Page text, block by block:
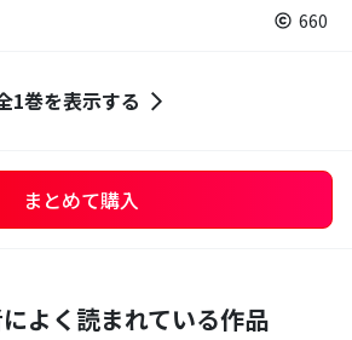
660
1巻を表示する
まとめて購入
よく読まれている作品